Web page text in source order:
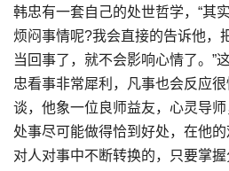
韩忠有一套自己的处世哲学，“其
烦闷事情呢?我会直接的告诉他，
当回事了，就不会影响心情了。”
忠看事非常犀利，凡事也会反应
谈，他象一位良师益友，心灵导
处事尽可能做得恰到好处，在他
对人对事中不断转换的，只要掌